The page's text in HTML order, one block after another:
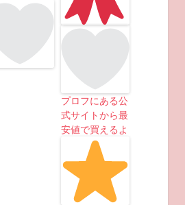
プロフにある公
式サイトから最
安値で買えるよ